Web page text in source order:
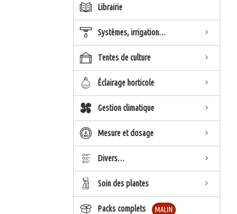
Librairie
Systèmes, irrigation…
Tentes de culture
Éclairage horticole
Gestion climatique
Mesure et dosage
Divers…
Soin des plantes
Packs complets MALIN